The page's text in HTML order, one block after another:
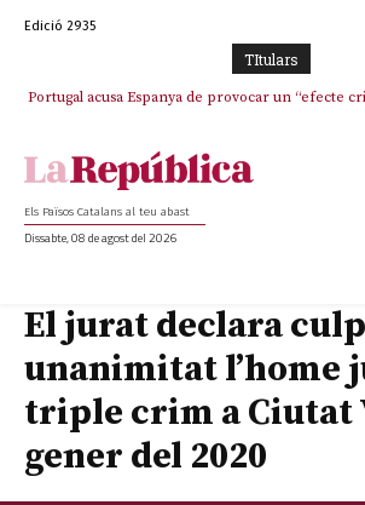
Edició 2935
TItulars
Portugal acusa Espanya de provocar un “efecte
El col·lapse de l’operació de Marc Puigtió a
Els Països Catalans al teu abast
Dissabte, 08 de agost del 2026
El jurat declara
unanimitat l’home
triple crim a Ciutat
gener del 2020